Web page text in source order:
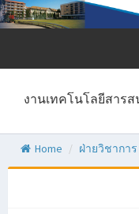
งานเทคโนโลยีสารส
Home ฝ่ายวิชาการ